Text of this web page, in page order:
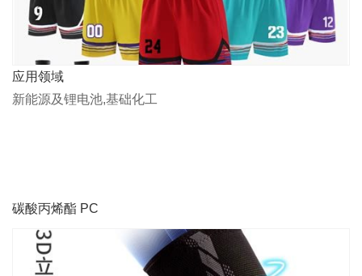
应用领域
新能源及锂电池,基础化工
碳酸丙烯酯 PC